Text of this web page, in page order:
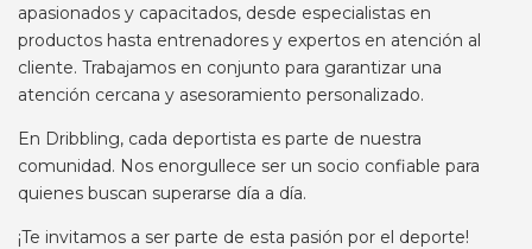
apasionados y capacitados, desde especialistas en
productos hasta entrenadores y expertos en atención al
cliente. Trabajamos en conjunto para garantizar una
atención cercana y asesoramiento personalizado.
En Dribbling, cada deportista es parte de nuestra
comunidad. Nos enorgullece ser un socio confiable para
quienes buscan superarse día a día.
¡Te invitamos a ser parte de esta pasión por el deporte!